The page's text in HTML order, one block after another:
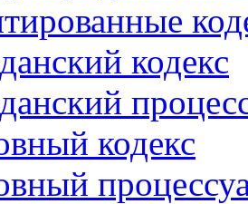
кодекс
кодекс